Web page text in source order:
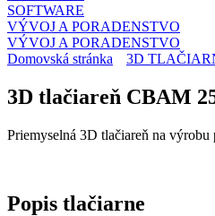
SOFTWARE
VÝVOJ A PORADENSTVO
VÝVOJ A PORADENSTVO
Domovská stránka
3D
3D tlačiareň CBAM
Priemyselná 3D tlačiareň na
Popis tlačiarne